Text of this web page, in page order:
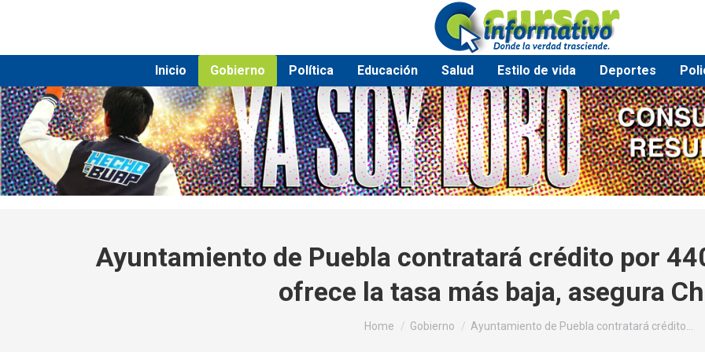
Inicio Gobierno Política Educación Salud Estilo de vida Deportes
Ayuntamiento de Puebla contratará crédito por
ofrece la tasa más baja, asegura
You are here:
Home Gobierno Ayuntamiento de Puebla contratará crédito…